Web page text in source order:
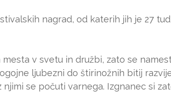
nagrad, od katerih jih je 27
v svetu in družbi, zato se
ljubezni do štirinožnih bitij
se počuti varnega. Izgnanec si